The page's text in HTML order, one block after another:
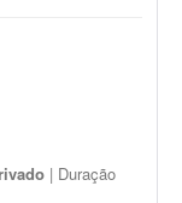
| Duração